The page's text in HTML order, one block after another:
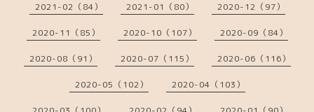
2021-02（84） 2021-01（80） 2020-12（97）
2020-11（85） 2020-10（107） 2020-09（84）
2020-08（91） 2020-07（115） 2020-06（116）
2020-05（102） 2020-04（103）